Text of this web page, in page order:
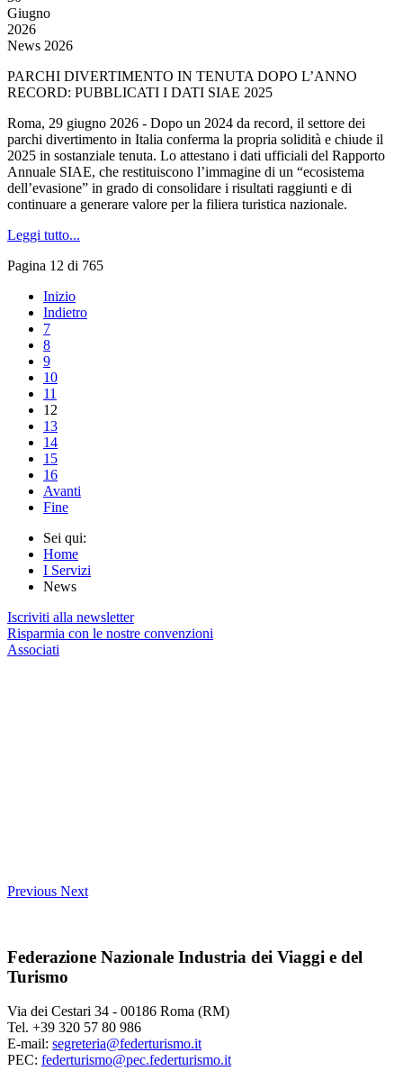
Giugno
2026
News 2026
PARCHI DIVERTIMENTO IN TENUTA DOPO L’ANNO
RECORD: PUBBLICATI I DATI SIAE 2025
Roma, 29 giugno 2026 - Dopo un 2024 da record, il settore dei
parchi divertimento in Italia conferma la propria solidità e chiude il
2025 in sostanziale tenuta. Lo attestano i dati ufficiali del Rapporto
Annuale SIAE, che restituiscono l’immagine di un “ecosistema
dell’evasione” in grado di consolidare i risultati raggiunti e di
continuare a generare valore per la filiera turistica nazionale.
Leggi tutto...
Pagina 12 di 765
Inizio
Indietro
7
8
9
10
11
12
13
14
15
16
Avanti
Fine
Sei qui:
Home
I Servizi
News
Iscriviti alla newsletter
Risparmia con le nostre convenzioni
Associati
Previous Next
Federazione Nazionale Industria dei Viaggi e del
Turismo
Via dei Cestari 34 - 00186 Roma (RM)
Tel. +39 320 57 80 986
E-mail: segreteria@federturismo.it
PEC: federturismo@pec.federturismo.it